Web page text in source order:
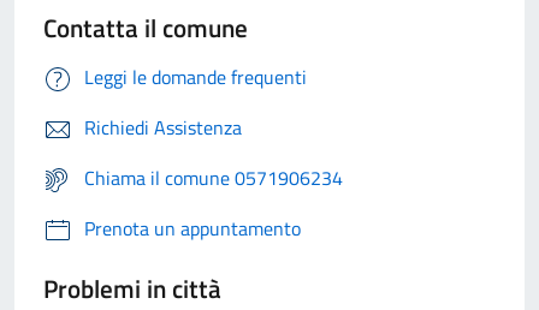
Contatta il comune
Leggi le domande frequenti
Richiedi Assistenza
Chiama il comune 0571906234
Prenota un appuntamento
Problemi in città